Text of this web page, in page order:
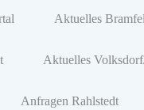
Aktuelles
Aktuelles
Anfragen Rahlstedt